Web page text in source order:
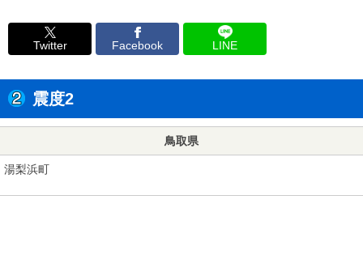
Twitter Facebook LINE
震度2
鳥取県
湯梨浜町